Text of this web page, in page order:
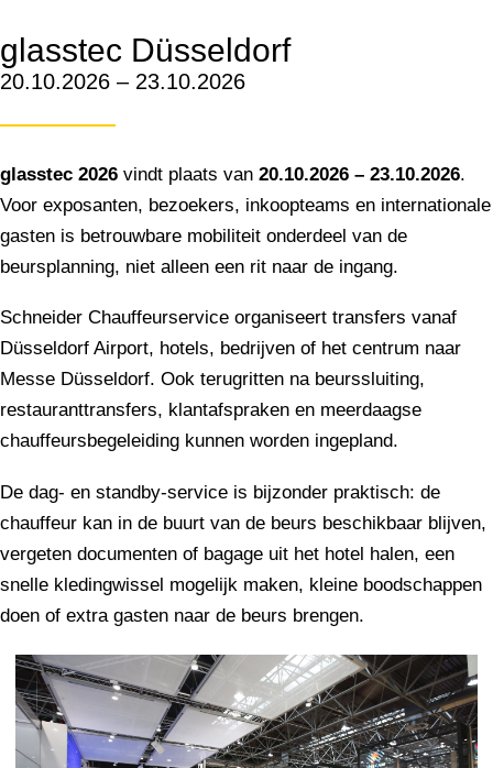
glasstec Düsseldorf
20.10.2026 – 23.10.2026
glasstec 2026 vindt plaats van 20.10.2026 – 23.10.2026.
Voor exposanten, bezoekers, inkoopteams en internationale
gasten is betrouwbare mobiliteit onderdeel van de
beursplanning, niet alleen een rit naar de ingang.
Schneider Chauffeurservice organiseert transfers vanaf
Düsseldorf Airport, hotels, bedrijven of het centrum naar
Messe Düsseldorf. Ook terugritten na beurssluiting,
restauranttransfers, klantafspraken en meerdaagse
chauffeursbegeleiding kunnen worden ingepland.
De dag- en standby-service is bijzonder praktisch: de
chauffeur kan in de buurt van de beurs beschikbaar blijven,
vergeten documenten of bagage uit het hotel halen, een
snelle kledingwissel mogelijk maken, kleine boodschappen
doen of extra gasten naar de beurs brengen.